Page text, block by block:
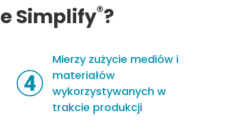
Simplify®?
Mierzy zużycie mediów i
materiałów
wykorzystywanych w
trakcie produkcji